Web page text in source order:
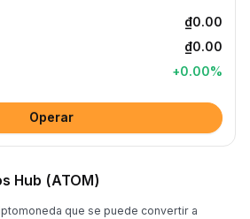
₫0.00
₫0.00
+0.00%
Operar
Hub (ATOM)
que se puede convertir a